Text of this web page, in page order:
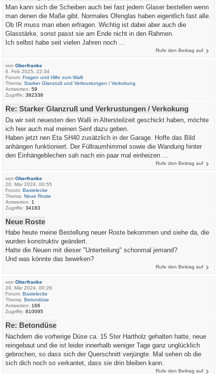
Man kann sich die Scheiben auch bei fast jedem Glaser bestellen wenn
man denen die Maße gibt. Normales Ofenglas haben eigentlich fast alle.
Ob IR muss man eben erfragen. Wichtig ist dabei aber auch die
Glasstärke, sonst passt sie am Ende nicht in den Rahmen.
Ich selbst habe seit vielen Jahren noch ...
Rufe den Beitrag auf
von Oberfranke
6. Feb 2025, 22:34
Forum: Fragen und Hilfe zum Walli
Thema: Starker Glanzruß und Verkrustungen / Verkokung
Antworten: 59
Zugriffe: 382338
Re: Starker Glanzruß und Verkrustungen / Verkokung
Da wir seit neuesten den Walli in Altersteilzeit geschickt haben, möchte
ich hier auch mal meinen Senf dazu geben.
Haben jetzt nen Eta SH40 zusätzlich in der Garage. Hoffe das Bild
anhängen funktioniert. Der Füllraumhimmel sowie die Wandung hinter
den Einhängeblechen sah nach ein paar mal einheizen ...
Rufe den Beitrag auf
von Oberfranke
20. Mär 2024, 00:55
Forum: Bastelecke
Thema: Neue Roste
Antworten: 1
Zugriffe: 34183
Neue Roste
Habe heute meine Bestellung neuer Roste bekommen und siehe da, die
wurden konstruktiv geändert.
Hatte die Neuen mit dieser "Unterteilung" schonmal jemand?
Und was könnte das bewirken?
Rufe den Beitrag auf
von Oberfranke
20. Mär 2024, 00:26
Forum: Bastelecke
Thema: Betondüse
Antworten: 166
Zugriffe: 810095
Re: Betondüse
Nachdem die vorherige Düse ca. 15 Ster Hartholz gehalten hatte, neue
reingebaut und die ist leider innerhalb weniger Tage ganz unglücklich
gebrochen, so dass sich der Querschnitt verjüngte. Mal sehen ob die
sich dich noch so verkantet, dass sie drin bleiben kann.
Rufe den Beitrag auf